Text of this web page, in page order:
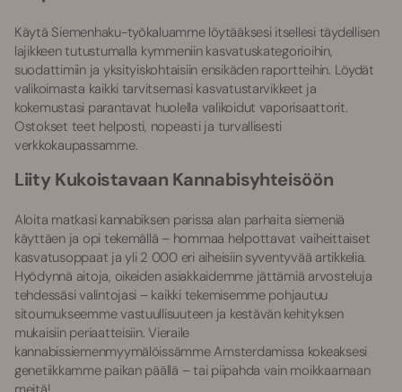
Käytä Siemenhaku-työkaluamme löytääksesi itsellesi täydellisen
lajikkeen tutustumalla kymmeniin kasvatuskategorioihin,
suodattimiin ja yksityiskohtaisiin ensikäden raportteihin. Löydät
valikoimasta kaikki tarvitsemasi kasvatustarvikkeet ja
kokemustasi parantavat huolella valikoidut vaporisaattorit.
Ostokset teet helposti, nopeasti ja turvallisesti
verkkokaupassamme.
Liity Kukoistavaan Kannabisyhteisöön
Aloita matkasi kannabiksen parissa alan parhaita siemeniä
käyttäen ja opi tekemällä – hommaa helpottavat vaiheittaiset
kasvatusoppaat ja yli 2 000 eri aiheisiin syventyvää artikkelia.
Hyödynnä aitoja, oikeiden asiakkaidemme jättämiä arvosteluja
tehdessäsi valintojasi – kaikki tekemisemme pohjautuu
sitoumukseemme vastuullisuuteen ja kestävän kehityksen
mukaisiin periaatteisiin. Vieraile
kannabissiemenmyymälöissämme Amsterdamissa kokeaksesi
genetiikkamme paikan päällä – tai piipahda vain moikkaamaan